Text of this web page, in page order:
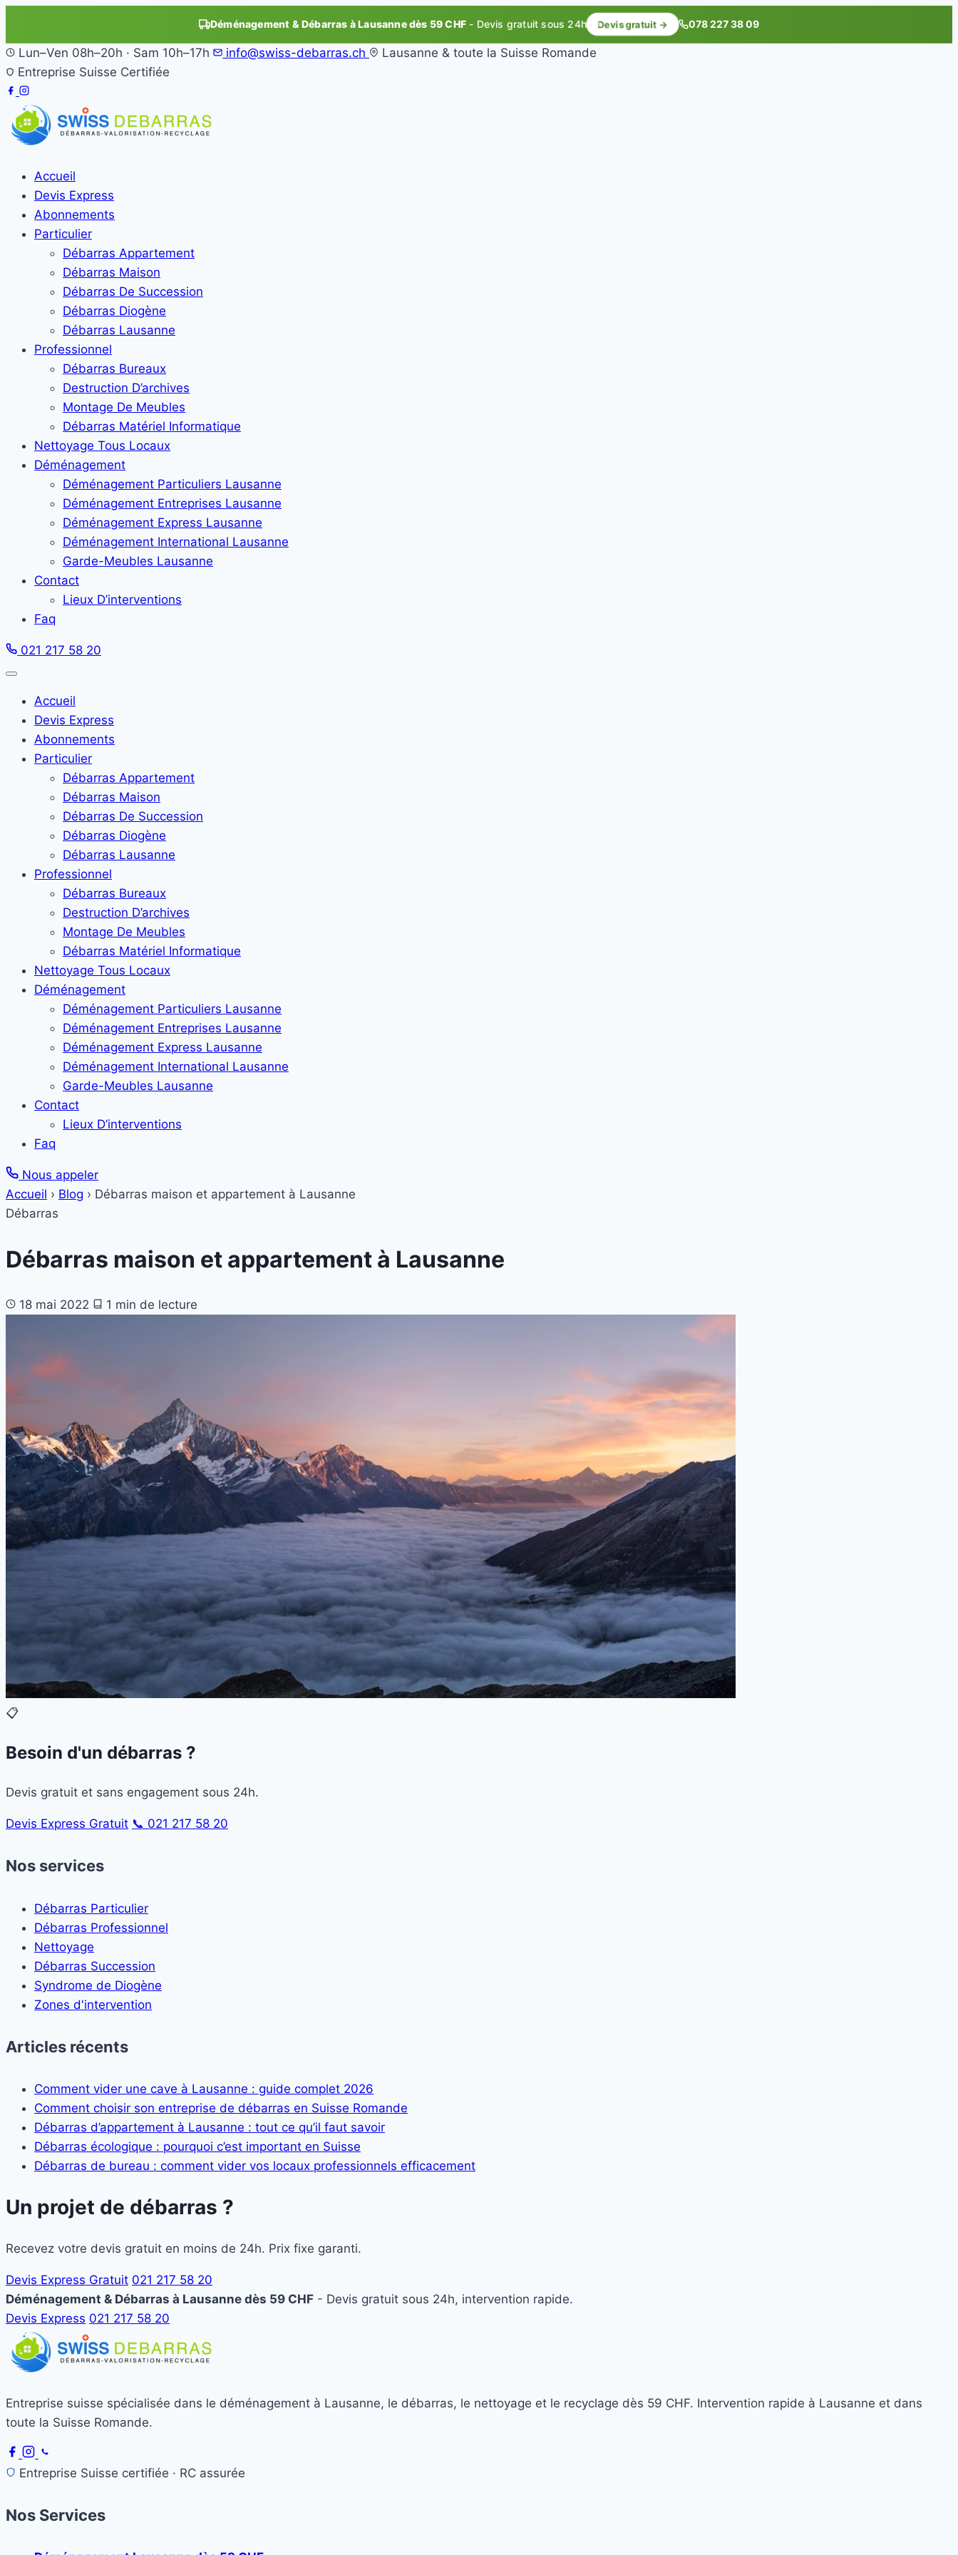
Déménagement & Débarras à Lausanne dès 59 CHF - Devis gratuit sous 24h Devis gratuit → 078 227 38 09
Lun–Ven 08h–20h · Sam 10h–17h info@swiss-debarras.ch
Lausanne & toute la Suisse Romande
Entreprise Suisse Certifiée
Accueil
Devis Express
Abonnements
Particulier
Débarras Appartement
Débarras Maison
Débarras De Succession
Débarras Diogène
Débarras Lausanne
Professionnel
Débarras Bureaux
Destruction D’archives
Montage De Meubles
Débarras Matériel Informatique
Nettoyage Tous Locaux
Déménagement
Déménagement Particuliers Lausanne
Déménagement Entreprises Lausanne
Déménagement Express Lausanne
Déménagement International Lausanne
Garde-Meubles Lausanne
Contact
Lieux D’interventions
Faq
021 217 58 20
Accueil
Devis Express
Abonnements
Particulier
Débarras Appartement
Débarras Maison
Débarras De Succession
Débarras Diogène
Débarras Lausanne
Professionnel
Débarras Bureaux
Destruction D’archives
Montage De Meubles
Débarras Matériel Informatique
Nettoyage Tous Locaux
Déménagement
Déménagement Particuliers Lausanne
Déménagement Entreprises Lausanne
Déménagement Express Lausanne
Déménagement International Lausanne
Garde-Meubles Lausanne
Contact
Lieux D’interventions
Faq
Nous appeler
Accueil › Blog › Débarras maison et appartement à Lausanne
Débarras
Débarras maison et appartement à Lausanne
18 mai 2022 1 min de lecture
📋
Besoin d'un débarras ?
Devis gratuit et sans engagement sous 24h.
Devis Express Gratuit 📞 021 217 58 20
Nos services
Débarras Particulier
Débarras Professionnel
Nettoyage
Débarras Succession
Syndrome de Diogène
Zones d'intervention
Articles récents
Comment vider une cave à Lausanne : guide complet 2026
Comment choisir son entreprise de débarras en Suisse Romande
Débarras d’appartement à Lausanne : tout ce qu’il faut savoir
Débarras écologique : pourquoi c’est important en Suisse
Débarras de bureau : comment vider vos locaux professionnels efficacement
Un projet de débarras ?
Recevez votre devis gratuit en moins de 24h. Prix fixe garanti.
Devis Express Gratuit 021 217 58 20
Déménagement & Débarras à Lausanne dès 59 CHF - Devis gratuit sous 24h, intervention rapide.
Devis Express 021 217 58 20
Entreprise suisse spécialisée dans le déménagement à Lausanne, le débarras, le nettoyage et le recyclage dès 59 CHF. Intervention rapide à Lausanne et dans
toute la Suisse Romande.
Entreprise Suisse certifiée · RC assurée
Nos Services